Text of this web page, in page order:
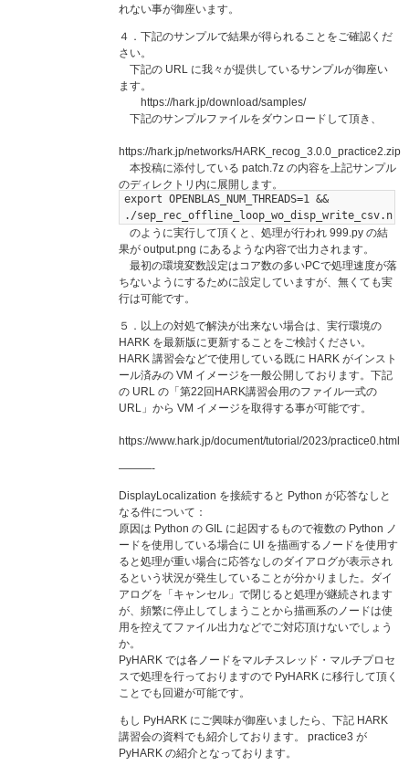
れない事が御座います。
４．下記のサンプルで結果が得られることをご確認くだ
さい。
下記の URL に我々が提供しているサンプルが御座い
ます。
https://hark.jp/download/samples/
下記のサンプルファイルをダウンロードして頂き、
https://hark.jp/networks/HARK_recog_3.0.0_practice2.zip
本投稿に添付している patch.7z の内容を上記サンプル
のディレクトリ内に展開します。
export OPENBLAS_NUM_THREADS=1 &&
./sep_rec_offline_loop_wo_disp_write_csv.n
のように実行して頂くと、処理が行われ 999.py の結
果が output.png にあるような内容で出力されます。
最初の環境変数設定はコア数の多いPCで処理速度が落
ちないようにするために設定していますが、無くても実
行は可能です。
５．以上の対処で解決が出来ない場合は、実行環境の
HARK を最新版に更新することをご検討ください。
HARK 講習会などで使用している既に HARK がインスト
ール済みの VM イメージを一般公開しております。下記
の URL の「第22回HARK講習会用のファイル一式の
URL」から VM イメージを取得する事が可能です。
https://www.hark.jp/document/tutorial/2023/practice0.html
———-
DisplayLocalization を接続すると Python が応答なしと
なる件について：
原因は Python の GIL に起因するもので複数の Python ノ
ードを使用している場合に UI を描画するノードを使用す
ると処理が重い場合に応答なしのダイアログが表示され
るという状況が発生していることが分かりました。ダイ
アログを「キャンセル」で閉じると処理が継続されます
が、頻繁に停止してしまうことから描画系のノードは使
用を控えてファイル出力などでご対応頂けないでしょう
か。
PyHARK では各ノードをマルチスレッド・マルチプロセ
スで処理を行っておりますので PyHARK に移行して頂く
ことでも回避が可能です。
もし PyHARK にご興味が御座いましたら、下記 HARK
講習会の資料でも紹介しております。 practice3 が
PyHARK の紹介となっております。